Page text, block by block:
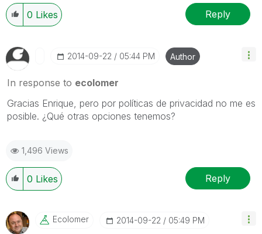
0 Likes Reply
‎2014-09-22 05:44 PM Author
In response to ecolomer
Gracias Enrique, pero por políticas de privacidad no me es
posible. ¿Qué otras opciones tenemos?
1,496 Views
0 Likes Reply
Ecolomer ‎2014-09-22 05:49 PM